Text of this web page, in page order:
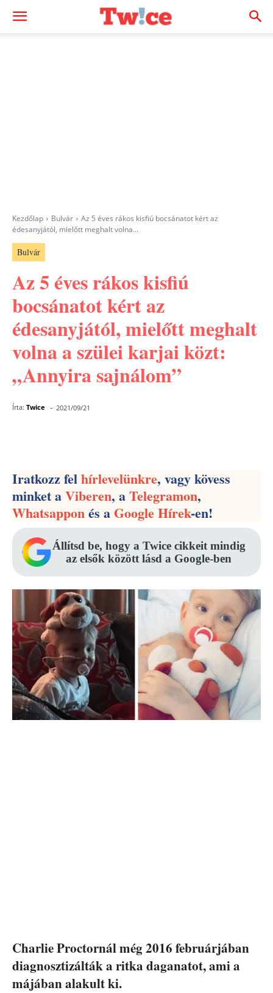
Kezdőlap Bulvár
Az 5 éves rákos kisfiú bocsánatot kért az
édesanyjától, mielőtt meghalt volna...
Bulvár
Az 5 éves rákos kisfiú
bocsánatot kért az
édesanyjától, mielőtt meghalt
volna a szülei karjai közt:
„Annyira sajnálom”
Írta: Twice - 2021/09/21
Iratkozz felhírlevelünkre, vagy kövess
minket aViberen, aTelegramon,
Whatsapponés aGoogle Hírek-en!
Állítsd be, hogy a Twice cikkeit mindig
az elsők között lásd a Google-ben
Charlie Proctornál még 2016 februárjában
diagnosztizálták a ritka daganatot, ami a
májában alakult ki.